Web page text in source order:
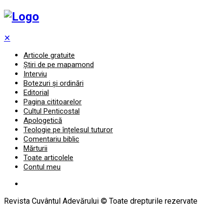
✕
Articole gratuite
Știri de pe mapamond
Interviu
Botezuri și ordinări
Editorial
Pagina cititoarelor
Cultul Penticostal
Apologetică
Teologie pe înțelesul tuturor
Comentariu biblic
Mărturii
Toate articolele
Contul meu
Revista Cuvântul Adevărului © Toate drepturile rezervate